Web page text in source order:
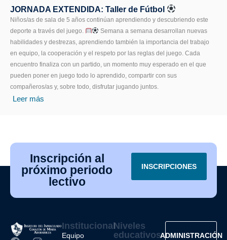
JORNADA EXTENDIDA: Taller de Fútbol
Niños/as de sala de 5 años continúan aprendiendo y descubriendo este
deporte a través del juego.
Semana a semana desarrollan nuevas
habilidades y destrezas, aprendiendo también la importancia del trabajo
en equipo, la cooperación y el respeto por las reglas del juego. Cada
encuentro finaliza con un partido, un momento muy esperado en el que
pueden poner en juego todo lo aprendido, compartir con sus
compañeros/as y, sobre todo, disfrutar jugando juntos.
Leer más
Inscripción al
próximo periodo
lectivo
INSCRIPCIONES
Institucional
Equipo
Niveles
educativosADMINISTRACIÓN